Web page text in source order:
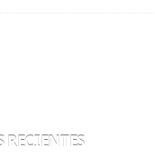
RECIENTES